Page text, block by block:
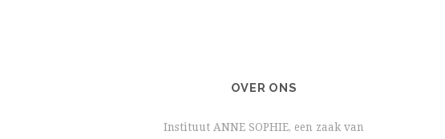
OVER ONS
Instituut ANNE SOPHIE, een zaak van